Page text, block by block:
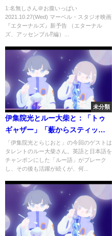
ズ、アッセンブル⁉編）
1:名無しさん＠お腹いっぱい
2021.10.27(Wed) マーベル・スタジオ映画
『エターナルズ』新予告 （エターナル
ズ、アッセンブル⁉編）...
未分類
伊集院光とルー大柴と：「トゥ
ギャザー」「薮からスティッ
ク」「寝耳にウォーター」など
のルー語でブレーク！茶道の師
範でもあるマルチタレント
「伊集院光とらじおと」の今回のゲストは
タレントのルー大柴さん。英語と日本語を
チャンポンにした「ルー語」がブレーク
し、その後も活躍が続くが、何...